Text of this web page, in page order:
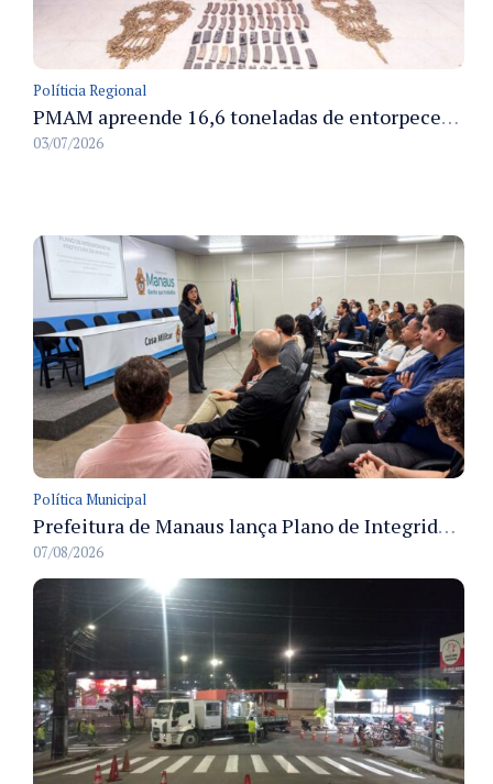
Políticia Regional
PMAM apreende 16,6 toneladas de entorpecentes e registra aumento nas prisões em flagrante e nas capturas de foragidos no primeiro semestre de 2026
03/07/2026
Política Municipal
Prefeitura de Manaus lança Plano de Integridade da CGM para o biênio 2027-2028 com diretrizes de governança e transparência
07/08/2026